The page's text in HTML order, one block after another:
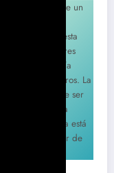
promete un
capaz de
Wars. En esta
jóvenes actores
en una travesía
de peligros. La
promete ser
creadores en la
la franquicia está
podría despedir de